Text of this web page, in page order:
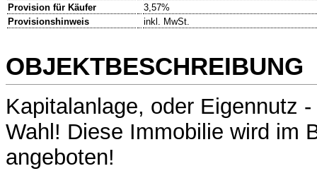
Provision für Käufer
3,57%
Provisionshinweis
inkl. MwSt.
OBJEKTBESCHREIBUNG
Kapitalanlage, oder Eigennutz
Wahl! Diese Immobilie wird im
angeboten!